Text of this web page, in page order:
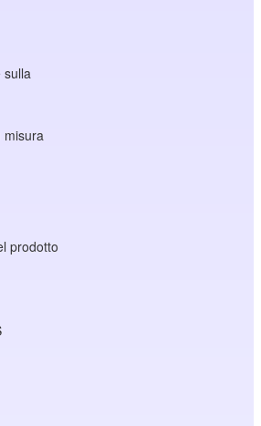
sulla
misura
prodotto